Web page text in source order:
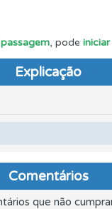
e não voltou a
, pode
Explicação
Comentários
que não